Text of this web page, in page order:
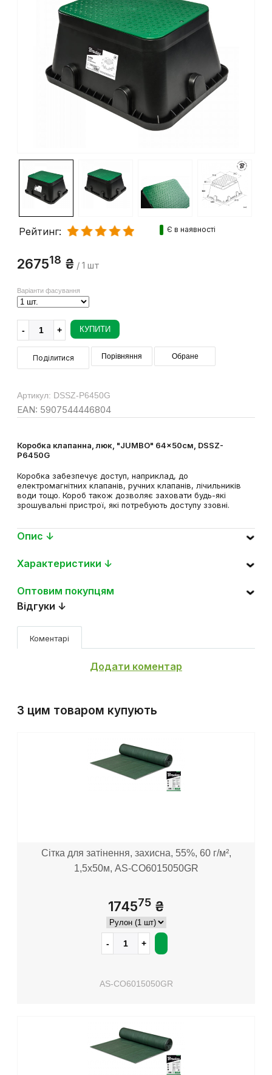
Рейтинг: Є в наявності
267518 ₴ / 1 шт
Варіанти фасування
КУПИТИ
Поділитися Порівняння Обране
Артикул: DSSZ-P6450G
EAN: 5907544446804
Коробка клапанна, люк, "JUMBO" 64x50см, DSSZ-
P6450G
Коробка забезпечує доступ, наприклад, до
електромагнітних клапанів, ручних клапанів, лічильників
води тощо. Короб також дозволяє заховати будь-які
зрошувальні пристрої, які потребують доступу ззовні.
Опис ↓
Характеристики ↓
Оптовим покупцям
Відгуки ↓
Коментарі
Додати коментар
З цим товаром купують
Сітка для затінення, захисна, 55%, 60 г/м²,
1,5х50м, AS-CO6015050GR
174575 ₴
AS-CO6015050GR